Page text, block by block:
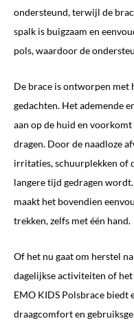
ondersteund, terwijl de
spalk is buigzaam en
pols, waardoor de
De brace is ontworpen
gedachten. Het ademende
aan op de huid en
dragen. Door de naadloze
irritaties, schuurplekken of
langere tijd gedragen
maakt het bovendien
trekken, zelfs met één hand.
Of het nu gaat om herstel
dagelijkse activiteiten of
EMO KIDS Polsbrace
draagcomfort en